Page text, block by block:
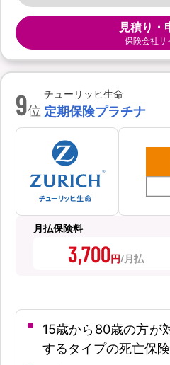
見積り・
保険会社サ
9位
チューリッヒ生命
定期保険プラチナ
月払保険料
3,700円
15歳から80歳の方が
するタイプの死亡保険